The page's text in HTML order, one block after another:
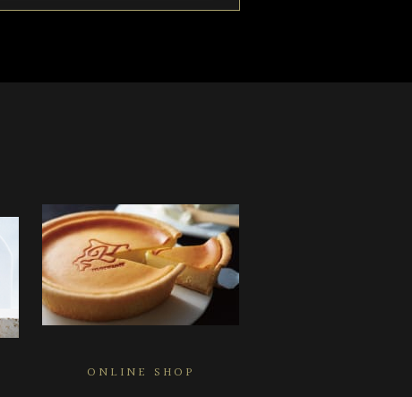
ONLINE SHOP